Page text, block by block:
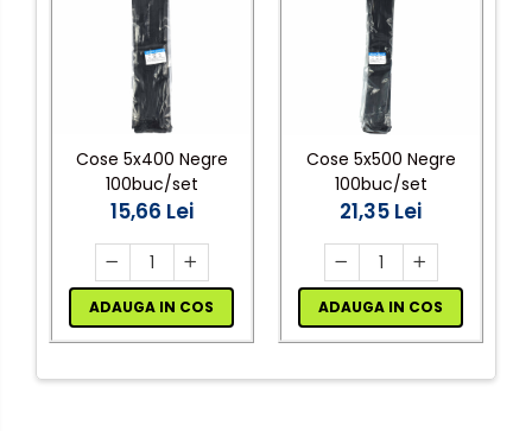
Cose 5x400 Negre
100buc/set
15,66 Lei
ADAUGA IN COS
Cose 5x500 Negre
100buc/set
21,35 Lei
ADAUGA IN COS